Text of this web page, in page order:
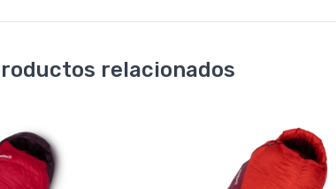
relacionados